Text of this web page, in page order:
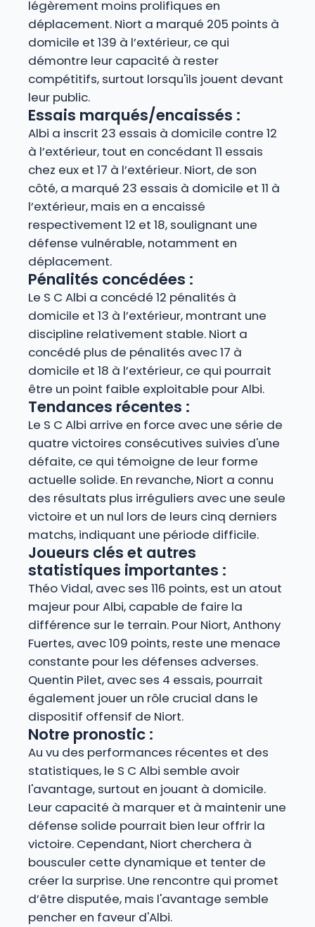
légèrement moins prolifiques en
déplacement. Niort a marqué 205 points à
domicile et 139 à l’extérieur, ce qui
démontre leur capacité à rester
compétitifs, surtout lorsqu'ils jouent devant
leur public.
Essais marqués/encaissés :
Albi a inscrit 23 essais à domicile contre 12
à l’extérieur, tout en concédant 11 essais
chez eux et 17 à l’extérieur. Niort, de son
côté, a marqué 23 essais à domicile et 11 à
l’extérieur, mais en a encaissé
respectivement 12 et 18, soulignant une
défense vulnérable, notamment en
déplacement.
Pénalités concédées :
Le S C Albi a concédé 12 pénalités à
domicile et 13 à l’extérieur, montrant une
discipline relativement stable. Niort a
concédé plus de pénalités avec 17 à
domicile et 18 à l’extérieur, ce qui pourrait
être un point faible exploitable pour Albi.
Tendances récentes :
Le S C Albi arrive en force avec une série de
quatre victoires consécutives suivies d'une
défaite, ce qui témoigne de leur forme
actuelle solide. En revanche, Niort a connu
des résultats plus irréguliers avec une seule
victoire et un nul lors de leurs cinq derniers
matchs, indiquant une période difficile.
Joueurs clés et autres
statistiques importantes :
Théo Vidal, avec ses 116 points, est un atout
majeur pour Albi, capable de faire la
différence sur le terrain. Pour Niort, Anthony
Fuertes, avec 109 points, reste une menace
constante pour les défenses adverses.
Quentin Pilet, avec ses 4 essais, pourrait
également jouer un rôle crucial dans le
dispositif offensif de Niort.
Notre pronostic :
Au vu des performances récentes et des
statistiques, le S C Albi semble avoir
l'avantage, surtout en jouant à domicile.
Leur capacité à marquer et à maintenir une
défense solide pourrait bien leur offrir la
victoire. Cependant, Niort cherchera à
bousculer cette dynamique et tenter de
créer la surprise. Une rencontre qui promet
d’être disputée, mais l'avantage semble
pencher en faveur d'Albi.